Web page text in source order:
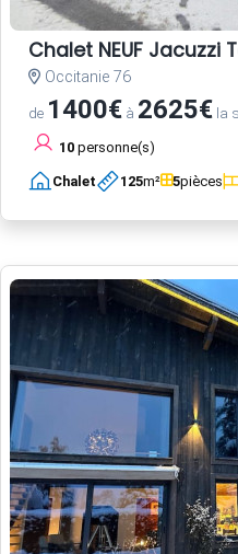
Chalet NEUF Jacuzzi
Occitanie 76
de 1400€ à 2625€ la
10 personne(s)
Chalet 125m² 5pièces